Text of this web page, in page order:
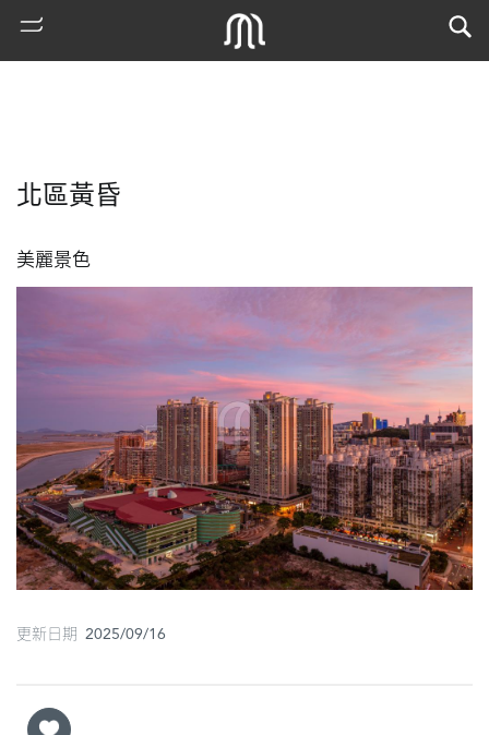
古
地
圖
媽
閣
寺
北區黃昏
美麗景色
更新日期 2025/09/16